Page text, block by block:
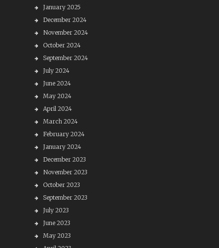
January 2025
December 2024
November 2024
October 2024
September 2024
July 2024
June 2024
May 2024
April 2024
March 2024
February 2024
January 2024
December 2023
November 2023
October 2023
September 2023
July 2023
June 2023
May 2023